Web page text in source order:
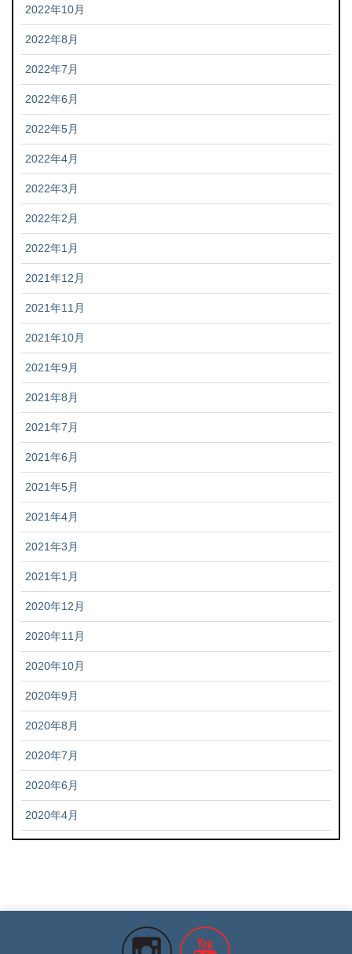
2022年10月
2022年8月
2022年7月
2022年6月
2022年5月
2022年4月
2022年3月
2022年2月
2022年1月
2021年12月
2021年11月
2021年10月
2021年9月
2021年8月
2021年7月
2021年6月
2021年5月
2021年4月
2021年3月
2021年1月
2020年12月
2020年11月
2020年10月
2020年9月
2020年8月
2020年7月
2020年6月
2020年4月